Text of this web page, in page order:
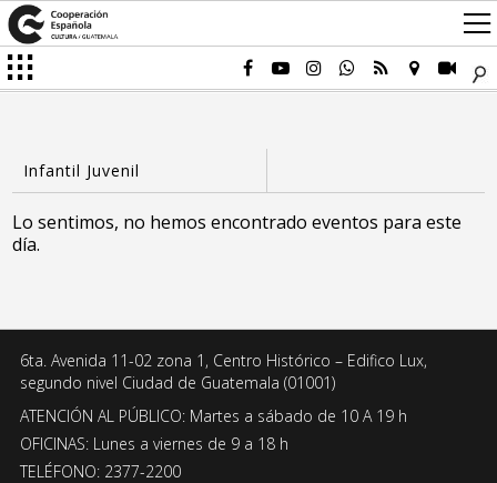
Lo sentimos, no hemos encontrado eventos para este
día.
6ta. Avenida 11-02 zona 1, Centro Histórico – Edifico Lux,
segundo nivel Ciudad de Guatemala (01001)
ATENCIÓN AL PÚBLICO: Martes a sábado de 10 A 19 h
OFICINAS: Lunes a viernes de 9 a 18 h
TELÉFONO: 2377-2200